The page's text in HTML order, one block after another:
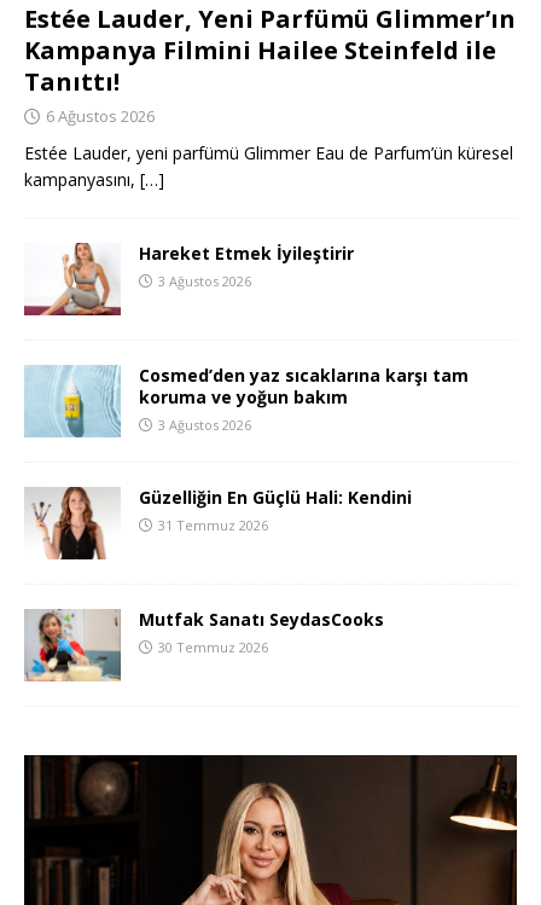
Estée Lauder, Yeni Parfümü Glimmer’ın
Kampanya Filmini Hailee Steinfeld ile
Tanıttı!
6 Ağustos 2026
Estée Lauder, yeni parfümü Glimmer Eau de Parfum’ün küresel
kampanyasını, […]
Hareket Etmek İyileştirir
3 Ağustos 2026
Cosmed’den yaz sıcaklarına karşı tam
koruma ve yoğun bakım
3 Ağustos 2026
Güzelliğin En Güçlü Hali: Kendini
31 Temmuz 2026
Mutfak Sanatı SeydasCooks
30 Temmuz 2026